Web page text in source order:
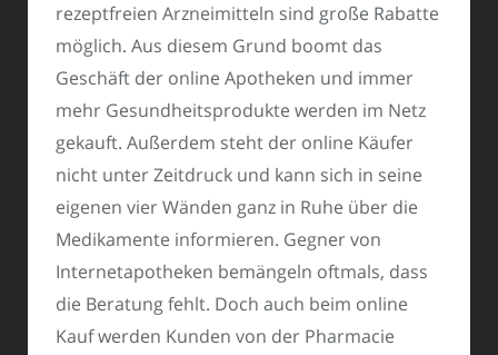
rezeptfreien Arzneimitteln sind große Rabatte
möglich. Aus diesem Grund boomt das
Geschäft der online Apotheken und immer
mehr Gesundheitsprodukte werden im Netz
gekauft. Außerdem steht der online Käufer
nicht unter Zeitdruck und kann sich in seine
eigenen vier Wänden ganz in Ruhe über die
Medikamente informieren. Gegner von
Internetapotheken bemängeln oftmals, dass
die Beratung fehlt. Doch auch beim online
Kauf werden Kunden von der Pharmacie